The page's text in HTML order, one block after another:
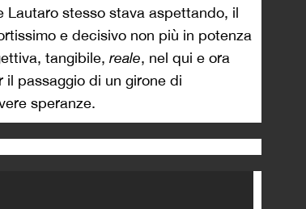
stesso stava aspettando, il
e decisivo non più in potenza
tangibile, reale, nel qui e ora
passaggio di un girone di
speranze.